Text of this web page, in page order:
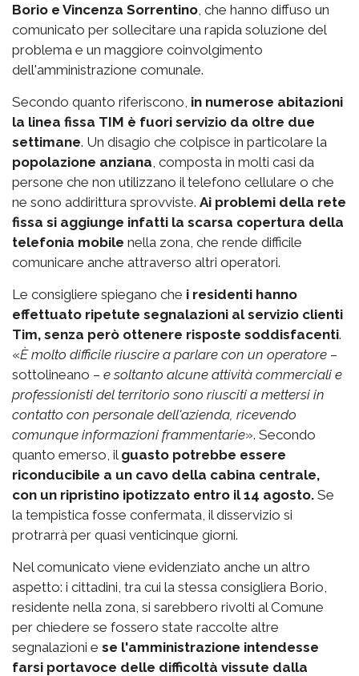
Borio e Vincenza Sorrentino , che hanno diffuso un
comunicato per sollecitare una rapida soluzione del
problema e un maggiore coinvolgimento
dell'amministrazione comunale.
Secondo quanto riferiscono, in numerose abitazioni
la linea fissa TIM è fuori servizio da oltre due
settimane. Un disagio che colpisce in particolare la
popolazione anziana , composta in molti casi da
persone che non utilizzano il telefono cellulare o che
ne sono addirittura sprovviste. Ai problemi della rete
fissa si aggiunge infatti la scarsa copertura della
telefonia mobile nella zona, che rende difficile
comunicare anche attraverso altri operatori.
Le consigliere spiegano che i residenti hanno
effettuato ripetute segnalazioni al servizio clienti
Tim, senza però ottenere risposte soddisfacenti.
«È molto difficile riuscire a parlare con un operatore –
sottolineano – e soltanto alcune attività commerciali e
professionisti del territorio sono riusciti a mettersi in
contatto con personale dell'azienda, ricevendo
comunque informazioni frammentarie». Secondo
quanto emerso, il guasto potrebbe essere
riconducibile a un cavo della cabina centrale,
con un ripristino ipotizzato entro il 14 agosto. Se
la tempistica fosse confermata, il disservizio si
protrarrà per quasi venticinque giorni.
Nel comunicato viene evidenziato anche un altro
aspetto: i cittadini, tra cui la stessa consigliera Borio,
residente nella zona, si sarebbero rivolti al Comune
per chiedere se fossero state raccolte altre
segnalazioni e se l'amministrazione intendesse
farsi portavoce delle difficoltà vissute dalla